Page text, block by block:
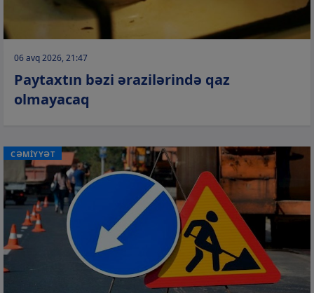
06 avq 2026, 21:47
Paytaxtın bəzi ərazilərində qaz
olmayacaq
CƏMİYYƏT